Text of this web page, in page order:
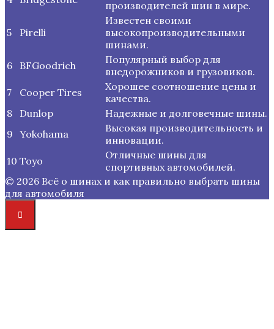
производителей шин в мире.
5 Pirelli
Известен своими
высокопроизводительными
шинами.
6
BFGoodrich
Популярный выбор для
внедорожников и грузовиков.
7
Cooper Tires
Хорошее соотношение цены и
качества.
8
Dunlop
Надежные и долговечные шины.
9 Yokohama
Высокая производительность и
инновации.
10 Toyo
Отличные шины для
спортивных автомобилей.
© 2026 Всё о шинах и как правильно выбрать шины
для автомобиля